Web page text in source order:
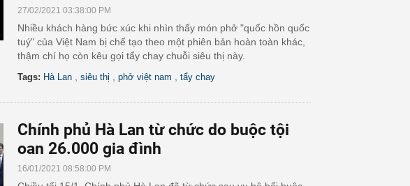
27/02/2021 03:38:00 PM
Nhiều khách hàng bức xúc khi nhìn thấy món phở "quốc hồn quốc
tuý" của Việt Nam bị chế tạo theo một phiên bản hoàn toàn khác,
thậm chí họ còn kêu gọi tẩy chay chuỗi siêu thị này.
Tags: Hà Lan siêu thị phở việt nam tẩy chay
Chính phủ Hà Lan từ chức do buộc tội
oan 26.000 gia đình
16/01/2021 08:58:00 PM